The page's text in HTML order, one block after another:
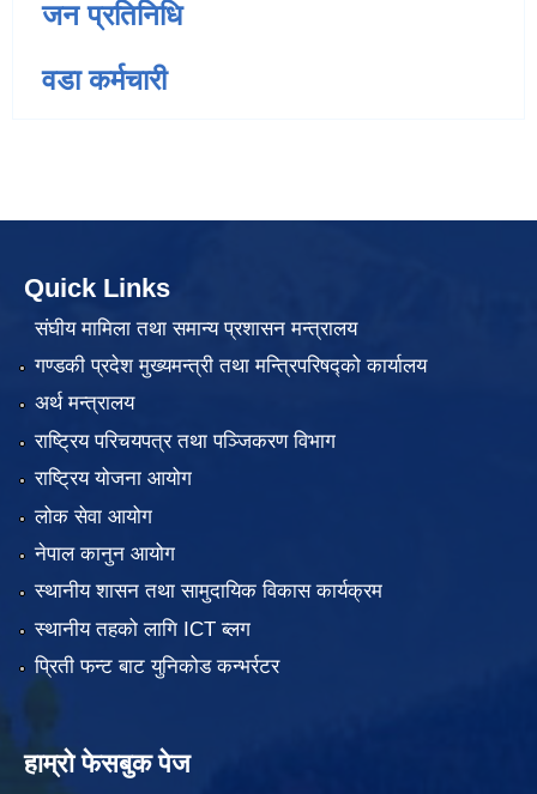
जन प्रतिनिधि
वडा कर्मचारी
Quick Links
संघीय मामिला तथा समान्य प्रशासन मन्त्रालय
गण्डकी प्रदेश मुख्यमन्त्री तथा मन्त्रिपरिषद्को कार्यालय
अर्थ मन्त्रालय
राष्ट्रिय परिचयपत्र तथा पञ्जिकरण विभाग
राष्ट्रिय योजना आयोग
लोक सेवा आयोग
नेपाल कानुन आयोग
स्थानीय शासन तथा सामुदायिक विकास कार्यक्रम
स्थानीय तहको लागि ICT ब्लग
प्रिती फन्ट बाट युनिकोड कन्भर्रटर
हाम्रो फेसबुक पेज